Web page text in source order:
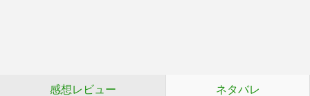
感想レビュー ネタバレ